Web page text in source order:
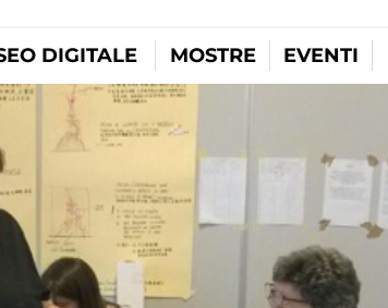
DIGITALE MOSTRE EVENTI